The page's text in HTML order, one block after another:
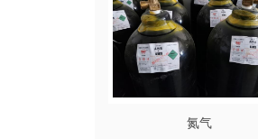
氮气